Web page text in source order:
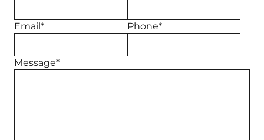
Email* Phone*
Message*